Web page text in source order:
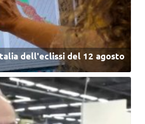
dell'eclissi del 12 agosto